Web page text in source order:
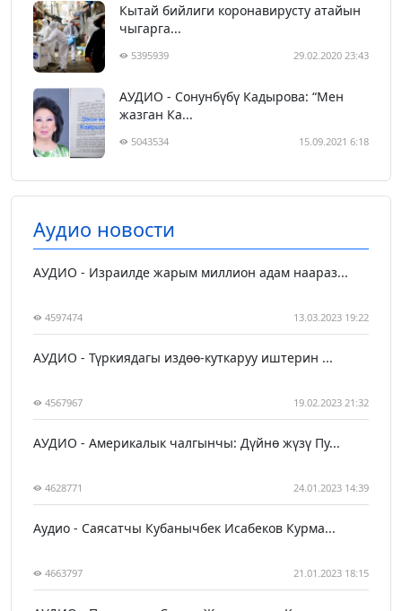
Кытай бийлиги коронавирусту атайын
чыгарга...
5395939 29.02.2020 23:43
АУДИО - Сонунбүбү Кадырова: “Мен
жазган Ка...
5043534 15.09.2021 6:18
Аудио новости
АУДИО - Израилде жарым миллион адам наараз...
4597474 13.03.2023 19:22
АУДИО - Түркиядагы издөө-куткаруу иштерин ...
4567967 19.02.2023 21:32
АУДИО - Америкалык чалгынчы: Дүйнө жүзү Пу...
4628771 24.01.2023 14:39
Аудио - Саясатчы Кубанычбек Исабеков Курма...
4663797 21.01.2023 18:15